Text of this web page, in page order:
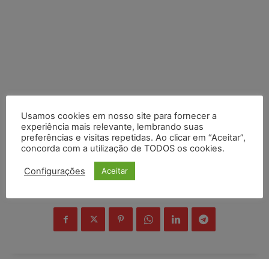
Usamos cookies em nosso site para fornecer a
experiência mais relevante, lembrando suas
preferências e visitas repetidas. Ao clicar em “Aceitar”,
concorda com a utilização de TODOS os cookies.
Configurações Aceitar